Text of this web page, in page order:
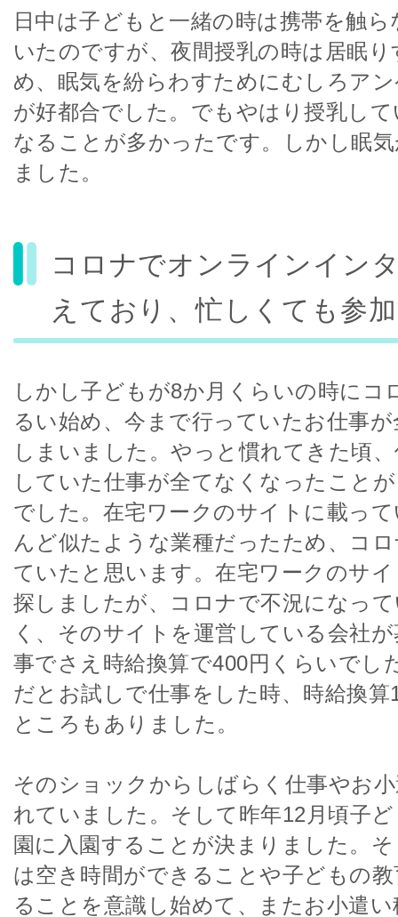
日中は子どもと一緒の時は携帯を触
いたのですが、夜間授乳の時は居眠
め、眠気を紛らわすためにむしろア
が好都合でした。でもやはり授乳し
なることが多かったです。しかし眠
ました。
コロナでオンラインイン
えており、忙しくても参
しかし子どもが8か月くらいの時にコ
るい始め、今まで行っていたお仕事
しまいました。やっと慣れてきた頃
していた仕事が全てなくなったこと
でした。在宅ワークのサイトに載っ
んど似たような業種だったため、コ
ていたと思います。在宅ワークのサ
探しましたが、コロナで不況になっ
く、そのサイトを運営している会社
事でさえ時給換算で400円くらいでし
だとお試しで仕事をした時、時給換
ところもありました。
そのショックからしばらく仕事やお
れていました。そして昨年12月頃子
園に入園することが決まりました。
は空き時間ができることや子どもの
ることを意識し始めて、またお小遣